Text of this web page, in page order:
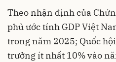
Theo nhận định của
phủ ước tính GDP Việt
trong năm 2025; Quốc
trưởng ít nhất 10% vào